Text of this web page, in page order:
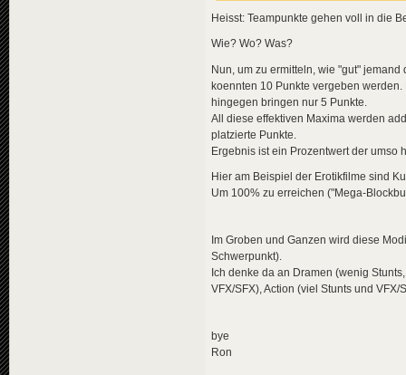
Heisst: Teampunkte gehen voll in die
Wie? Wo? Was?
Nun, um zu ermitteln, wie "gut"
koennten 10 Punkte vergeben
hingegen bringen nur 5 Punkte.
All diese effektiven Maxima werden
platzierte Punkte.
Ergebnis ist ein Prozentwert der umso
Hier am Beispiel der Erotikfilme sind
Um 100% zu erreichen ("Mega-
Im Groben und Ganzen wird diese
Schwerpunkt).
Ich denke da an Dramen (wenig
VFX/SFX), Action (viel Stunts und VFX/
bye
Ron